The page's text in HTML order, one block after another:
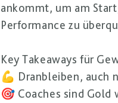
ankommt, um am
Performance zu
Key Takeaways für
💪 Dranbleiben, auch
🎯 Coaches sind Gold